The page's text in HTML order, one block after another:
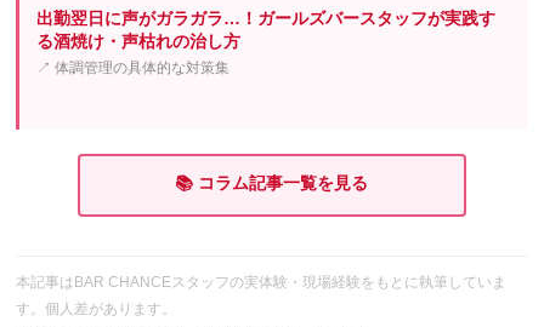
出勤翌日に声がガラガラ…！ガールズバースタッフが実践す
る酒焼け・声枯れの治し方
↗ 体調管理の具体的な対策集
📚 コラム記事一覧を見る
本記事はBAR CHANCEスタッフの実体験・現場経験をもとに執筆していま
す。個人差があります。